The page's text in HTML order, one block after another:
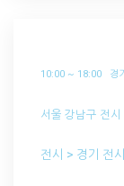
10:00 ~ 18:00 경
서울 강남구 전시
전시 > 경기 전시